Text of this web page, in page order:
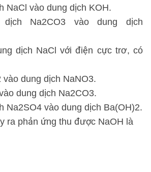
NaCl vào dung dịch KOH.
Na2CO3 vào dung dịch
dịch NaCl với điện cực trơ, có
vào dung dịch NaNO3.
dung dịch Na2CO3.
Na2SO4 vào dung dịch Ba(OH)2.
ra phản ứng thu được NaOH là